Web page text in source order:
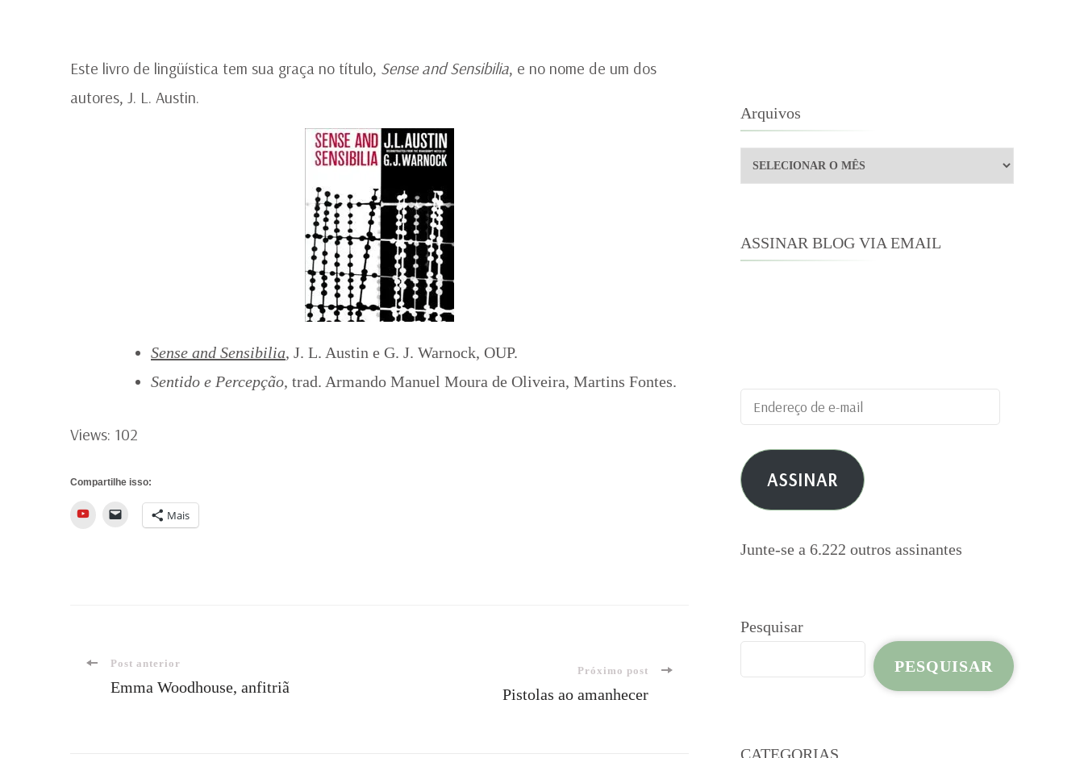
Este livro de lingüística tem sua graça no título, Sense and Sensibilia, e no nome de um dos
autores, J. L. Austin.
Sense and Sensibilia, J. L. Austin e G. J. Warnock, OUP.
Sentido e Percepção, trad. Armando Manuel Moura de Oliveira, Martins Fontes.
Views: 102
Compartilhe isso:
YouTube Mais
Navegação
Post anterior
Emma Woodhouse, anfitriã
Próximo post
Pistolas ao amanhecer
Arquivos
Arquivos
ASSINAR BLOG VIA EMAIL
Endereço
de
e-
mail ASSINAR
Junte-se a 6.222 outros assinantes
Pesquisar
PESQUISAR
CATEGORIAS